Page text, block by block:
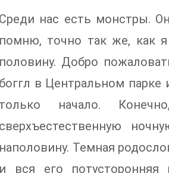
Среди нас есть монстры.
помню, точно так же, как
половину. Добро
боггл в Центральном
только начало.
сверхъестественную
наполовину. Темная
и вся его